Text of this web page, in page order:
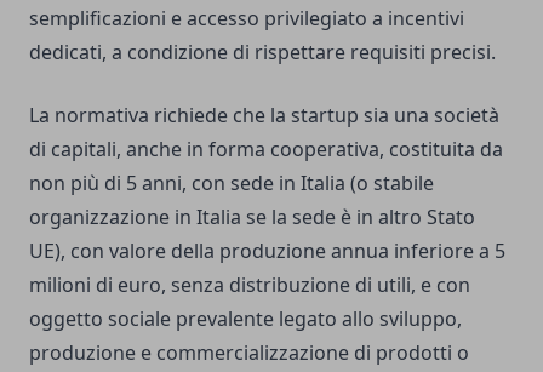
semplificazioni e accesso privilegiato a incentivi
dedicati, a condizione di rispettare requisiti precisi.
La normativa richiede che la startup sia una società
di capitali, anche in forma cooperativa, costituita da
non più di 5 anni, con sede in Italia (o stabile
organizzazione in Italia se la sede è in altro Stato
UE), con valore della produzione annua inferiore a 5
milioni di euro, senza distribuzione di utili, e con
oggetto sociale prevalente legato allo sviluppo,
produzione e commercializzazione di prodotti o